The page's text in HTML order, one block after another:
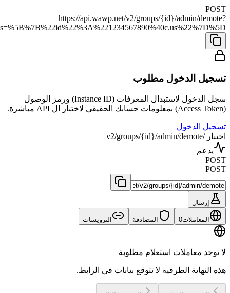
POST
https://api.wawp.net/v2/groups/{id}/admin/demote?
تسجيل الدخول مطلوب
سجل الدخول لاستبدال المعرفات (Instance ID) ورمز الوصول
(Access Token) بمعلومات حسابك الحقيقي لاختبار ال API مباشرة.
تسجيل الدخول
اختبار /v2/groups/{id}/admin/demote
يدعم
POST
POST
إرسال
المعاملات0 المصادقة الترويسات
لا توجد معاملات استعلام مطلوبة
هذه النهاية الطرفية لا تتوقع بيانات في الرابط.